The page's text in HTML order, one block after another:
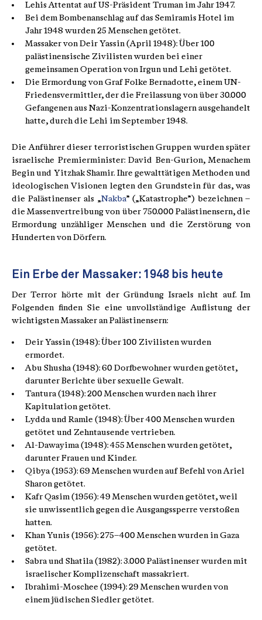
Lehis Attentat auf US-Präsident Truman im Jahr 1947.
Bei dem Bombenanschlag auf das Semiramis Hotel im
Jahr 1948 wurden 25 Menschen getötet.
Massaker von Deir Yassin (April 1948): Über 100
palästinensische Zivilisten wurden bei einer
gemeinsamen Operation von Irgun und Lehi getötet.
Die Ermordung von Graf Folke Bernadotte, einem UN-
Friedensvermittler, der die Freilassung von über 30.000
Gefangenen aus Nazi-Konzentrationslagern ausgehandelt
hatte, durch die Lehi im September 1948.
Die Anführer dieser terroristischen Gruppen wurden später
israelische Premierminister: David Ben-Gurion, Menachem
Begin und Yitzhak Shamir. Ihre gewalttätigen Methoden und
ideologischen Visionen legten den Grundstein für das, was
die Palästinenser als „Nakba” („Katastrophe”) bezeichnen –
die Massenvertreibung von über 750.000 Palästinensern, die
Ermordung unzähliger Menschen und die Zerstörung von
Hunderten von Dörfern.
Ein Erbe der Massaker: 1948 bis heute
Der Terror hörte mit der Gründung Israels nicht auf. Im
Folgenden finden Sie eine unvollständige Auflistung der
wichtigsten Massaker an Palästinensern:
Deir Yassin (1948): Über 100 Zivilisten wurden
ermordet.
Abu Shusha (1948): 60 Dorfbewohner wurden getötet,
darunter Berichte über sexuelle Gewalt.
Tantura (1948): 200 Menschen wurden nach ihrer
Kapitulation getötet.
Lydda und Ramle (1948): Über 400 Menschen wurden
getötet und Zehntausende vertrieben.
Al-Dawayima (1948): 455 Menschen wurden getötet,
darunter Frauen und Kinder.
Qibya (1953): 69 Menschen wurden auf Befehl von Ariel
Sharon getötet.
Kafr Qasim (1956): 49 Menschen wurden getötet, weil
sie unwissentlich gegen die Ausgangssperre verstoßen
hatten.
Khan Yunis (1956): 275–400 Menschen wurden in Gaza
getötet.
Sabra und Shatila (1982): 3.000 Palästinenser wurden mit
israelischer Komplizenschaft massakriert.
Ibrahimi-Moschee (1994): 29 Menschen wurden von
einem jüdischen Siedler getötet.